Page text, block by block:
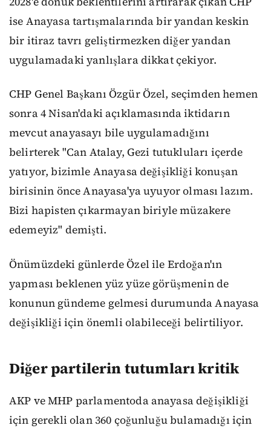
ise Anayasa tartışmalarında bir yandan keskin
bir itiraz tavrı geliştirmezken diğer yandan
uygulamadaki yanlışlara dikkat çekiyor.
CHP Genel Başkanı Özgür Özel, seçimden hemen
sonra 4 Nisan'daki açıklamasında iktidarın
mevcut anayasayı bile uygulamadığını
belirterek "Can Atalay, Gezi tutukluları içerde
yatıyor, bizimle Anayasa değişikliği konuşan
birisinin önce Anayasa'ya uyuyor olması lazım.
Bizi hapisten çıkarmayan biriyle müzakere
edemeyiz" demişti.
Önümüzdeki günlerde Özel ile Erdoğan'ın
yapması beklenen yüz yüze görüşmenin de
konunun gündeme gelmesi durumunda Anayasa
değişikliği için önemli olabileceği belirtiliyor.
Diğer partilerin tutumları kritik
AKP ve MHP parlamentoda anayasa değişikliği
için gerekli olan 360 çoğunluğu bulamadığı için